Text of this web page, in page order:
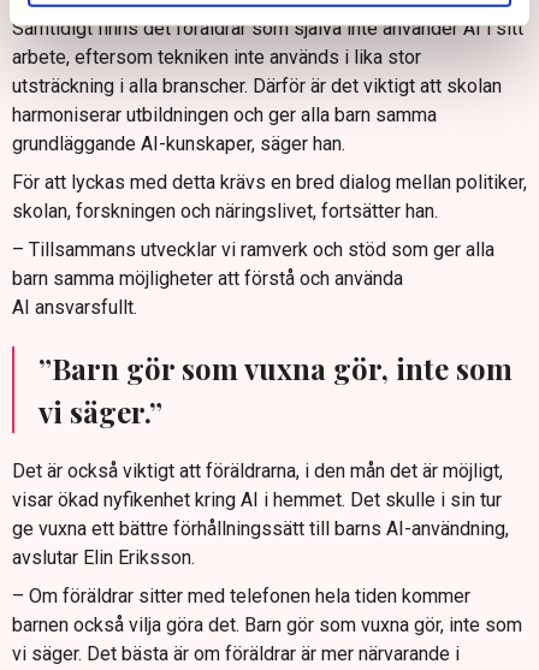
Samtidigt finns det föräldrar som själva inte använder AI i sitt
arbete, eftersom tekniken inte används i lika stor
utsträckning i alla branscher. Därför är det viktigt att skolan
harmoniserar utbildningen och ger alla barn samma
grundläggande AI-kunskaper, säger han.
För att lyckas med detta krävs en bred dialog mellan politiker,
skolan, forskningen och näringslivet, fortsätter han.
– Tillsammans utvecklar vi ramverk och stöd som ger alla
barn samma möjligheter att förstå och använda
AI ansvarsfullt.
”Barn gör som vuxna gör, inte som
vi säger.”
Det är också viktigt att föräldrarna, i den mån det är möjligt,
visar ökad nyfikenhet kring AI i hemmet. Det skulle i sin tur
ge vuxna ett bättre förhållningssätt till barns AI-användning,
avslutar Elin Eriksson.
– Om föräldrar sitter med telefonen hela tiden kommer
barnen också vilja göra det. Barn gör som vuxna gör, inte som
vi säger. Det bästa är om föräldrar är mer närvarande i